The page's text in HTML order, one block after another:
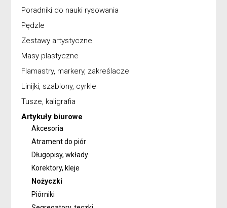
Poradniki do nauki rysowania
Pędzle
Zestawy artystyczne
Masy plastyczne
Flamastry, markery, zakreślacze
Linijki, szablony, cyrkle
Tusze, kaligrafia
Artykuły biurowe
Akcesoria
Atrament do piór
Długopisy, wkłady
Korektory, kleje
Nożyczki
Piórniki